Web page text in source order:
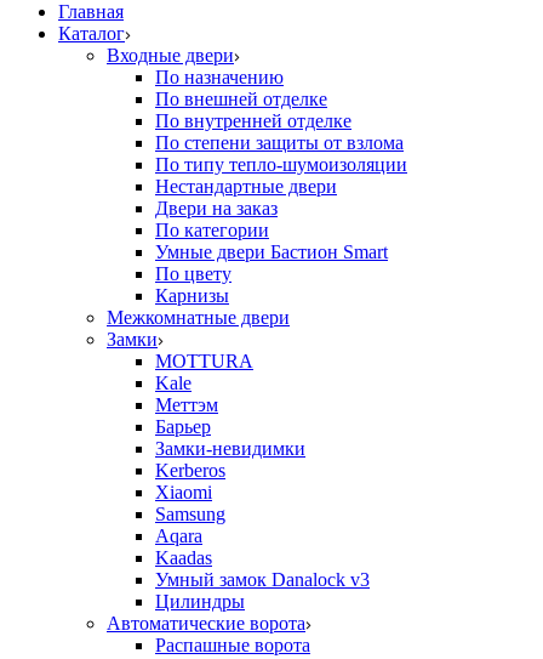
Главная
Каталог
Входные двери
По назначению
По внешней отделке
По внутренней отделке
По степени защиты от взлома
По типу тепло-шумоизоляции
Нестандартные двери
Двери на заказ
По категории
Умные двери Бастион Smart
По цвету
Карнизы
Межкомнатные двери
Замки
MOTTURA
Kale
Меттэм
Барьер
Замки-невидимки
Kerberos
Xiaomi
Samsung
Aqara
Kaadas
Умный замок Danalock v3
Цилиндры
Автоматические ворота
Распашные ворота